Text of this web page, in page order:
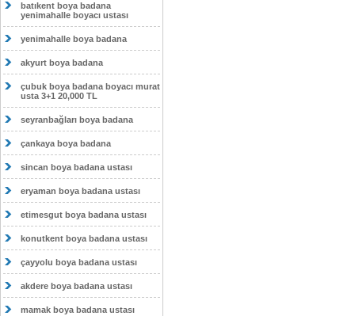
batıkent boya badana
yenimahalle boyacı ustası
yenimahalle boya badana
akyurt boya badana
çubuk boya badana boyacı murat
usta 3+1 20,000 TL
seyranbağları boya badana
çankaya boya badana
sincan boya badana ustası
eryaman boya badana ustası
etimesgut boya badana ustası
konutkent boya badana ustası
çayyolu boya badana ustası
akdere boya badana ustası
mamak boya badana ustası